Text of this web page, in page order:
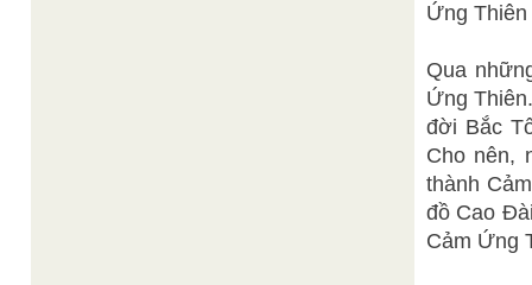
Ứng
Qua
Ứng
đời Bắc
Cho nên,
thành
đồ Cao
Cảm Ứng